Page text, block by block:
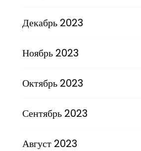
Декабрь 2023
Ноябрь 2023
Октябрь 2023
Сентябрь 2023
Август 2023